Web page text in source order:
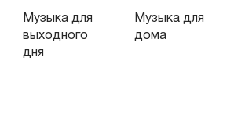
Музыка для
выходного
дня
Музыка для
дома